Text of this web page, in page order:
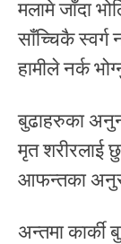
मलामे जाँदा
साँच्चिकै
हामीले नर्क
बुढाहरुका
मृत शरीरलाई
आफन्तका
अन्तमा कार्की